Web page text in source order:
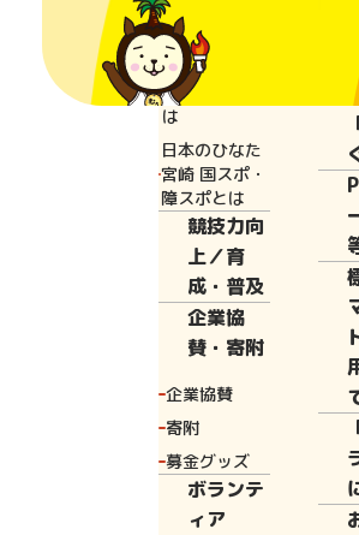
日本のふるさ
と宮崎国体と
は
日本のひなた
宮崎 国スポ・
障スポとは
競技力向
上／育
成・普及
企業協
賛・寄附
企業協賛
寄附
募金グッズ
ボランテ
ィア
コ